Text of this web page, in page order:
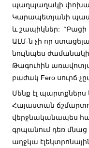
պաղպաղակի
Կարապետյանի
և շապիկներ:
ԱԼՄ-ն չի որ
նույնպես
Թագուհին
բաժակ Fero սուրճ
Մենք էլ
Հայաստան
վերջնականապես
գրպանում դեռ մնաց
աղջկա